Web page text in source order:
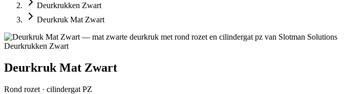
Deurkrukken Zwart
Deurkruk Mat Zwart
Deurkrukken Zwart
Deurkruk Mat Zwart
Rond rozet · cilindergat PZ